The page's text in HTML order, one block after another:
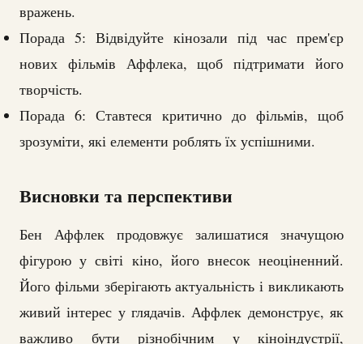
вражень.
Порада 5: Відвідуйте кінозали під час прем'єр
нових фільмів Аффлека, щоб підтримати його
творчість.
Порада 6: Ставтеся критично до фільмів, щоб
зрозуміти, які елементи роблять їх успішними.
Висновки та перспективи
Бен Аффлек продовжує залишатися значущою
фігурою у світі кіно, його внесок неоціненний.
Його фільми зберігають актуальність і викликають
живий інтерес у глядачів. Аффлек демонструє, як
важливо бути різнобічним у кіноіндустрії,